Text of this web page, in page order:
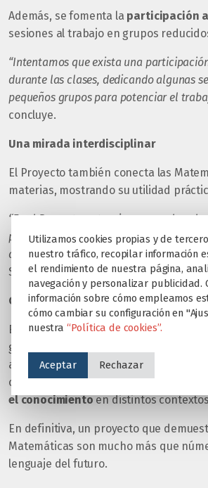
Además, se fomenta la participación
sesiones al trabajo en grupos
“Intentamos que exista una
durante las clases, dedicando algunas
pequeños grupos para potenciar el
concluye.
Una mirada interdisciplinar
El Proyecto también conecta las
materias, mostrando su utilidad
“En el Proyecto potenciamos que los
posible aplicación de las Matemáticas
como por ejemplo Física y Química o
Soria.
Construyendo futuro desde hoy
El Proyecto Educare de Cálculo
grupo con una educación integral que
alumnos para los retos del mañana.
calcular, se trata deaprender a
el conocimientoen distintos
En definitiva, un proyecto que
Matemáticas son mucho más que
lenguaje del futuro.
Utilizamos cookies propias y de
nuestro tráfico, recopilar información
el rendimiento de nuestra página,
navegación y personalizar publicidad.
información sobre cómo empleamos
cómo cambiar su configuración en
nuestra “Política de cookies”.
Aceptar Rechazar